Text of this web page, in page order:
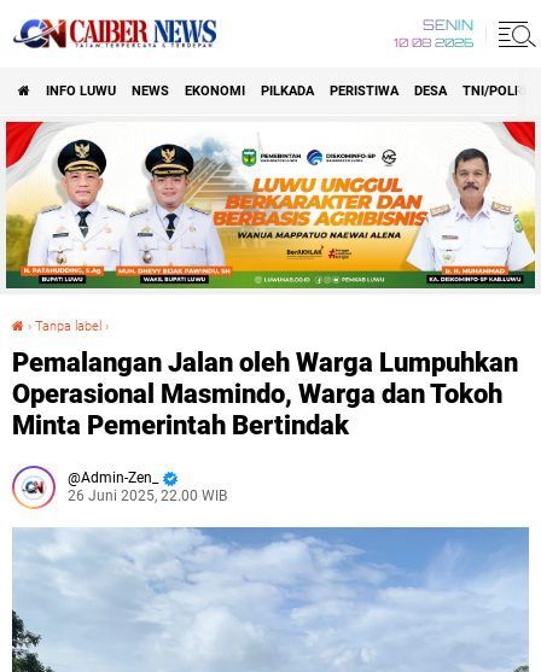
SENIN
10 08 2026
INFO LUWU NEWS EKONOMI PILKADA PERISTIWA DESA TNI/POLRI
› Tanpa label ›
Pemalangan Jalan oleh Warga Lumpuhkan
Operasional Masmindo, Warga dan Tokoh
Minta Pemerintah Bertindak
Admin-Zen_
26 Juni 2025, 22.00 WIB